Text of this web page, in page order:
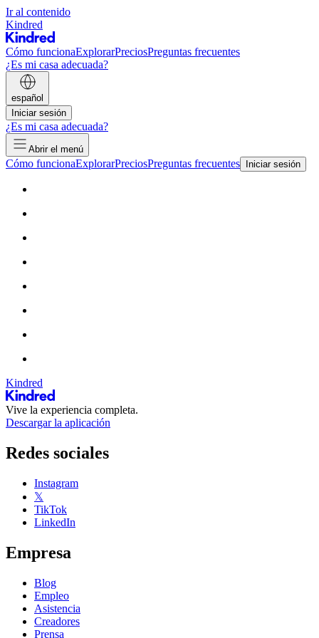
Ir al contenido
Kindred
Cómo funcionaExplorarPreciosPreguntas frecuentes
¿Es mi casa adecuada?
español
Iniciar sesión
¿Es mi casa adecuada?
Abrir el menú
Cómo funcionaExplorarPreciosPreguntas frecuentes Iniciar sesión
Kindred
Vive la experiencia completa.
Descargar la aplicación
Redes sociales
Instagram
𝕏
TikTok
LinkedIn
Empresa
Blog
Empleo
Asistencia
Creadores
Prensa